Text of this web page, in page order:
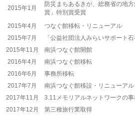
2015年1月
防災まちあるきが、総務省の地
賞」特別賞受賞
2015年4月
つなぐ館移転・リニューアル
2015年7月
「公益社団法人みらいサポート
2015年11月
南浜つなぐ館開館
2016年4月
南浜つなぐ館移転
2016年6月
事務所移転
2017年7月
南浜つなぐ館移設・リニューアル
2017年11月
3.11メモリアルネットワークの
2017年12月
第三種旅行業取得